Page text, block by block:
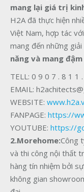
mang lại giá trị
H2A đã thực hiện
Việt Nam, hợp tác
mang đến những
năng và mang
TELL: 0 9 0 7 . 8 1 1
EMAIL:
WEBSITE:
FANPAGE: https://
YOUTUBE: https://
2.Morehome:Công
và thi công nội thất
hàng tín nhiệm bởi
không gian